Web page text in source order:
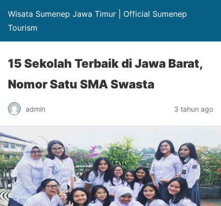
Wisata Sumenep Jawa Timur | Official Sumenep
Tourism
15 Sekolah Terbaik di Jawa Barat,
Nomor Satu SMA Swasta
admin 3 tahun ago